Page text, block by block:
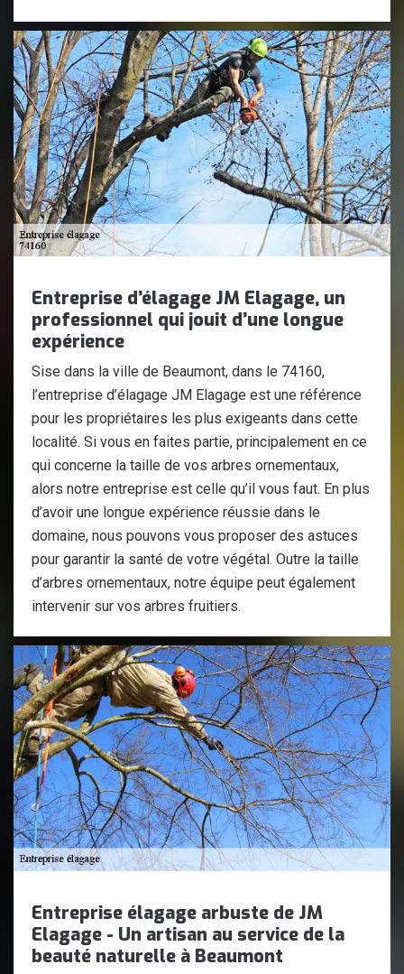
Entreprise d’élagage JM Elagage, un
professionnel qui jouit d’une longue
expérience
Sise dans la ville de Beaumont, dans le 74160,
l’entreprise d’élagage JM Elagage est une référence
pour les propriétaires les plus exigeants dans cette
localité. Si vous en faites partie, principalement en ce
qui concerne la taille de vos arbres ornementaux,
alors notre entreprise est celle qu’il vous faut. En plus
d’avoir une longue expérience réussie dans le
domaine, nous pouvons vous proposer des astuces
pour garantir la santé de votre végétal. Outre la taille
d’arbres ornementaux, notre équipe peut également
intervenir sur vos arbres fruitiers.
Entreprise élagage arbuste de JM
Elagage - Un artisan au service de la
beauté naturelle à Beaumont